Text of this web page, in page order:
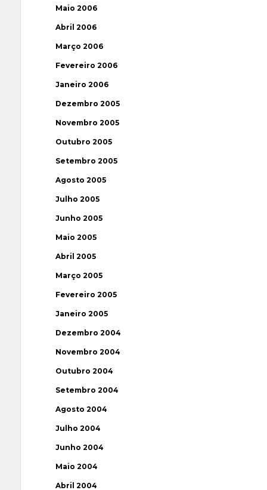
Maio 2006
Abril 2006
Março 2006
Fevereiro 2006
Janeiro 2006
Dezembro 2005
Novembro 2005
Outubro 2005
Setembro 2005
Agosto 2005
Julho 2005
Junho 2005
Maio 2005
Abril 2005
Março 2005
Fevereiro 2005
Janeiro 2005
Dezembro 2004
Novembro 2004
Outubro 2004
Setembro 2004
Agosto 2004
Julho 2004
Junho 2004
Maio 2004
Abril 2004